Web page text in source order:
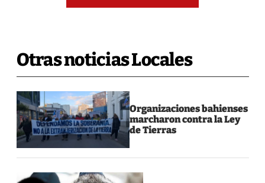
Otras noticias Locales
Organizaciones bahienses
marcharon contra la Ley
de Tierras